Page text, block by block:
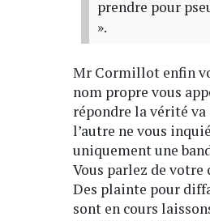
prendre pour
».
Mr Cormillot enfin
nom propre vous
répondre la vérité
l’autre ne vous
uniquement une
Vous parlez de
Des plainte pour
sont en cours